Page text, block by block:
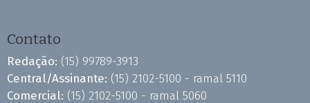
Contato
Redação: (15) 99789-3913
Central/Assinante: (15) 2102-5100 - ramal 5110
Comercial: (15) 2102-5100 - ramal 5060